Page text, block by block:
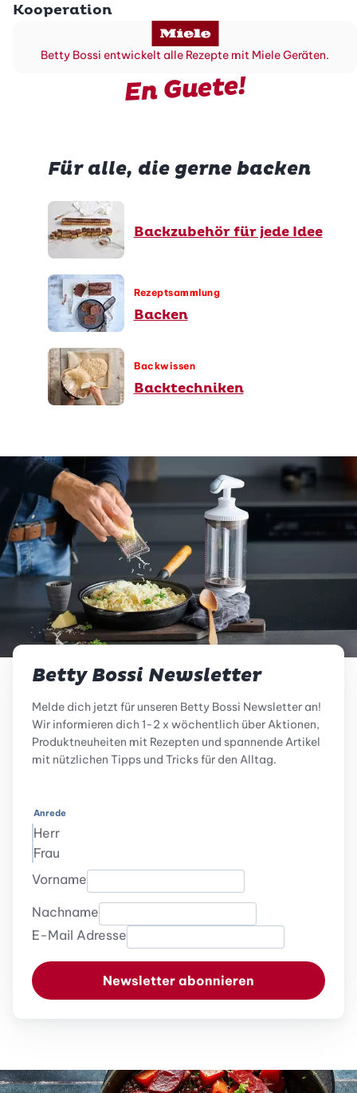
Kooperation
Betty Bossi entwickelt alle Rezepte mit Miele Geräten.
En Guete!
Für alle, die gerne backen
Backzubehör für jede Idee
Rezeptsammlung
Backen
Backwissen
Backtechniken
Betty Bossi Newsletter
Melde dich jetzt für unseren Betty Bossi Newsletter an!
Wir informieren dich 1-2 x wöchentlich über Aktionen,
Produktneuheiten mit Rezepten und spannende Artikel
mit nützlichen Tipps und Tricks für den Alltag.
Anrede
Herr
Frau
Vorname
Nachname
E-Mail Adresse
Newsletter abonnieren